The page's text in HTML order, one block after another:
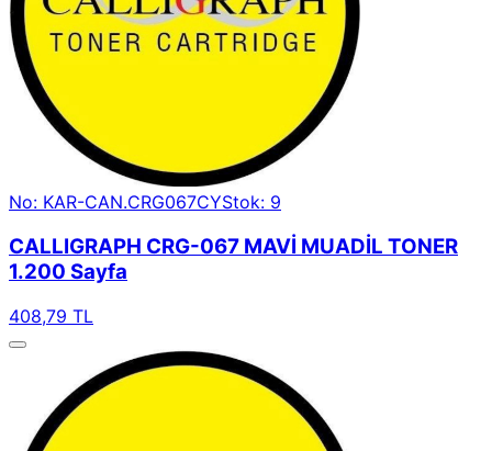
No: KAR-CAN.CRG067CYStok: 9
CALLIGRAPH CRG-067 MAVİ MUADİL TONER
1.200 Sayfa
408,79 TL